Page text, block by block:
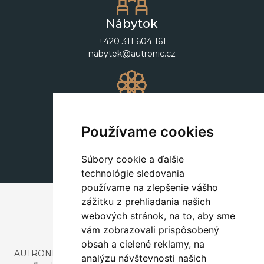
Používame cookies
Súbory cookie a ďalšie
technológie sledovania
používame na zlepšenie vášho
zážitku z prehliadania našich
webových stránok, na to, aby sme
vám zobrazovali prispôsobený
obsah a cielené reklamy, na
analýzu návštevnosti našich
Nábytok
+420 311 604 161
nabytek@autronic.cz
+420 311 604 182
dekorace@autronic.cz
AUTRONIC, s.r.o. je spoločnosť zaoberajúca sa dovozom a